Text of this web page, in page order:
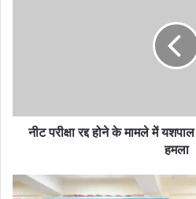
नीट परीक्षा रद्द होने के मामले में
हमला